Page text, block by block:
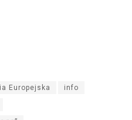
Europejska info